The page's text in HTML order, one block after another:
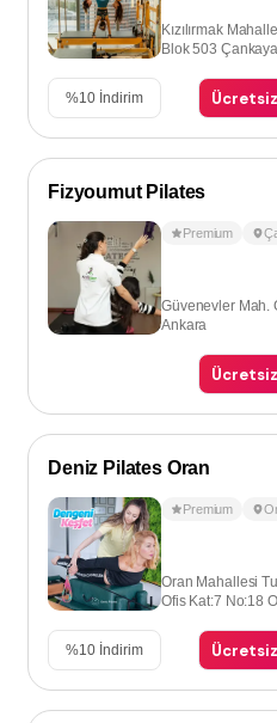
Kızılırmak
Blok 503
%10 İndirim
Fizyoumut Pilates
Premium
Güvenevler Mah.
Ankara
Deniz Pilates Oran
Premium
Oran Mahallesi
Ofis Kat:7 No:18
%10 İndirim